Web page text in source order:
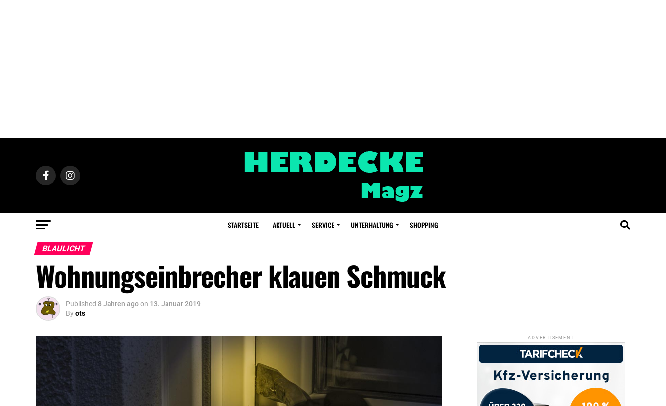
STARTSEITE AKTUELL SERVICE UNTERHALTUNG SHOPPING
BLAULICHT
Wohnungseinbrecher klauen Schmuck
Published 8 Jahren agoon 13. Januar 2019
Byots
ADVERTISEMENT